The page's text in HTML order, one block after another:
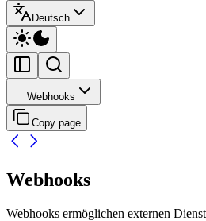
Deutsch
Webhooks
Copy page
Webhooks
Webhooks ermöglichen externen